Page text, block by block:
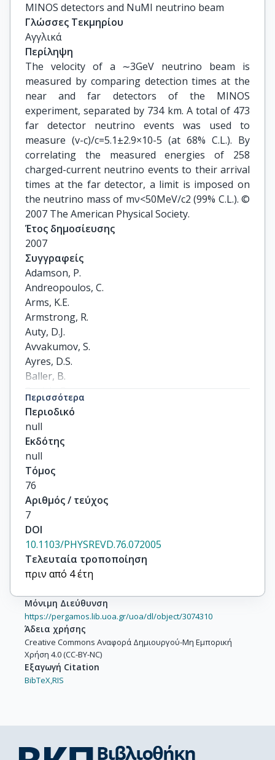
MINOS detectors and NuMI neutrino beam
Γλώσσες Τεκμηρίου
Αγγλικά
Περίληψη
The velocity of a ∼3GeV neutrino beam is
measured by comparing detection times at the
near and far detectors of the MINOS
experiment, separated by 734 km. A total of 473
far detector neutrino events was used to
measure (v-c)/c=5.1±2.9×10-5 (at 68% C.L.). By
correlating the measured energies of 258
charged-current neutrino events to their arrival
times at the far detector, a limit is imposed on
the neutrino mass of mν<50MeV/c2 (99% C.L.). ©
2007 The American Physical Society.
Έτος δημοσίευσης
2007
Συγγραφείς
Adamson, P.
Andreopoulos, C.
Arms, K.E.
Armstrong, R.
Auty, D.J.
Avvakumov, S.
Ayres, D.S.
Baller, B.
Barish, B.
Barnes, P.D.
Barr, G.
Barrett, W.L.
Beall, E.
Becker, B.R.
Belias, A.
Bergfeld, T.
Bernstein, R.H.
Bhattacharya, D.
Bishai, M.
Blake, A.
Bock, G.J.
Boehm, J.
Boehnlein, D.J.
Bogert, D.
Border, P.M.
Bower, C.
Buckley-Geer, E.
Cabrera, A.
Childress, S.
Choudhary, B.C.
Περισσότερα
Περιοδικό
null
Εκδότης
null
Τόμος
76
Αριθμός / τεύχος
7
DOI
10.1103/PHYSREVD.76.072005
Τελευταία τροποποίηση
πριν από 4 έτη
Μόνιμη Διεύθυνση
https://pergamos.lib.uoa.gr/uoa/dl/object/3074310
Άδεια χρήσης
Creative Commons Αναφορά Δημιουργού-Μη Εμπορική
Χρήση 4.0 (CC-BY-NC)
Εξαγωγή Citation
BibTeX,RIS